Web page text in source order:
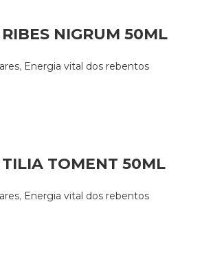
NIGRUM 50ML
, Energia vital dos rebentos
TOMENT 50ML
, Energia vital dos rebentos